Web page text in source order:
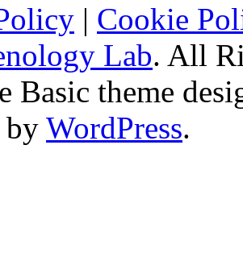
| Cookie
Lab. All
Basic theme
by WordPress.